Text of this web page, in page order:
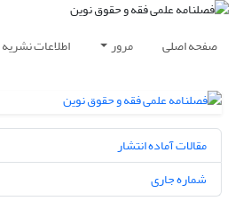
صفحه اصلی مرور اطلاعات نشریه
مقالات آماده انتشار
شماره جاری